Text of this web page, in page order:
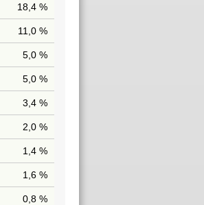
18,4 %
11,0 %
5,0 %
5,0 %
3,4 %
2,0 %
1,4 %
1,6 %
0,8 %